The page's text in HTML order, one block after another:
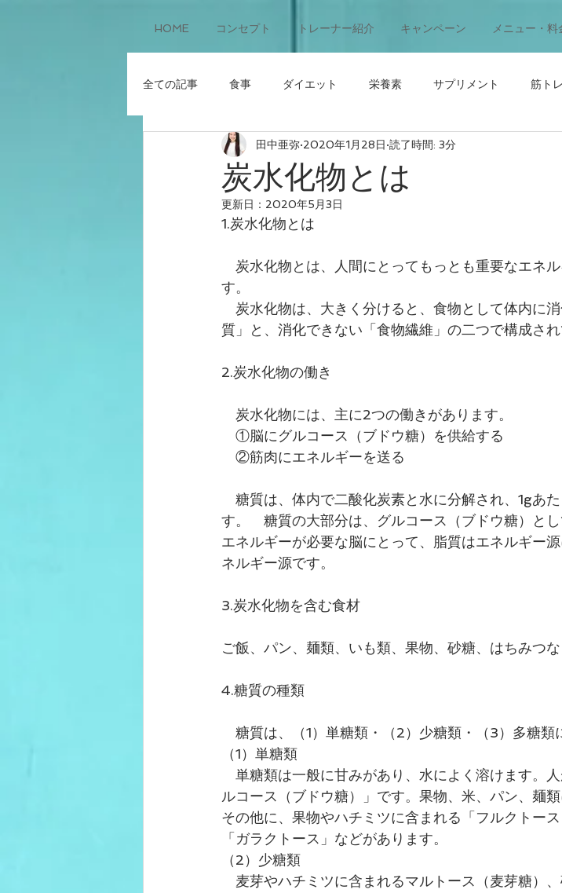
HOME コンセプト トレーナー紹介 キャンペーン メニュー・料
全ての記事 食事 ダイエット 栄養素 サプリメント 筋トレ
炭水化物とは
田中亜弥 2020年1月28日 読了時間: 3分
更新日： 2020年5月3日
1.炭水化物とは
炭水化物とは、人間にとってもっとも重要なエネ
す。
炭水化物は、大きく分けると、食物として体内に
質」と、消化できない「食物繊維」の二つで構成され
2.炭水化物の働き
炭水化物には、主に2つの働きがあります。
①脳にグルコース（ブドウ糖）を供給する
②筋肉にエネルギーを送る
糖質は、体内で二酸化炭素と水に分解され、1gあ
す。　糖質の大部分は、グルコース（ブドウ糖）と
エネルギーが必要な脳にとって、脂質はエネルギー
ネルギー源です。
3.炭水化物を含む食材
ご飯、パン、麺類、いも類、果物、砂糖、はちみつな
4.糖質の種類
糖質は、（1）単糖類・（2）少糖類・（3）多糖類
（1）単糖類
単糖類は一般に甘みがあり、水によく溶けます。
ルコース（ブドウ糖）」です。果物、米、パン、麺類
その他に、果物やハチミツに含まれる「フルクトー
「ガラクトース」などがあります。
（2）少糖類
麦芽やハチミツに含まれるマルトース（麦芽糖）